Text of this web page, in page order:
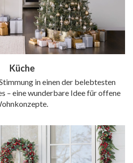
Küche
in einen der belebtesten
– eine wunderbare Idee für offene